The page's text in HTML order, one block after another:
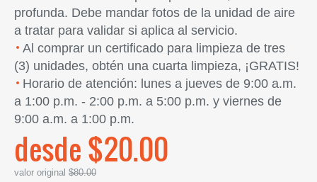
profunda. Debe mandar fotos de la unidad de aire
a tratar para validar si aplica al servicio.
Al comprar un certificado para limpieza de tres
(3) unidades, obtén una cuarta limpieza, ¡GRATIS!
Horario de atención: lunes a jueves de 9:00 a.m.
a 1:00 p.m. - 2:00 p.m. a 5:00 p.m. y viernes de
9:00 a.m. a 1:00 p.m.
desde $20.00
valor original $80.00